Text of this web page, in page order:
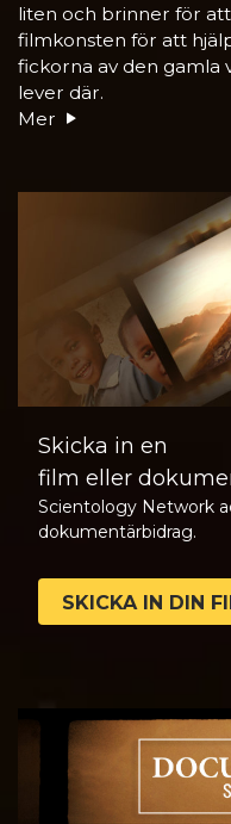
liten och brinner för
filmkonsten för att
fickorna av den gamla
lever där.
Mer
Skicka in en
film eller
Scientology Network
dokumentärbidrag.
SKICKA IN DIN